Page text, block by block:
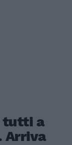
tutti a
Arriva